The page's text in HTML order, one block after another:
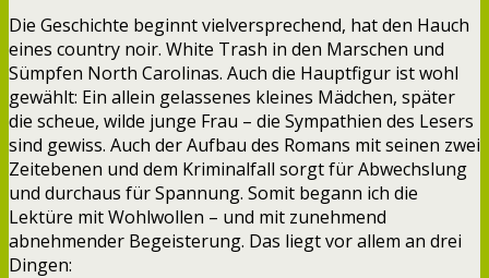
Die Geschichte beginnt vielversprechend, hat den Hauch
eines country noir. White Trash in den Marschen und
Sümpfen North Carolinas. Auch die Hauptfigur ist wohl
gewählt: Ein allein gelassenes kleines Mädchen, später
die scheue, wilde junge Frau – die Sympathien des Lesers
sind gewiss. Auch der Aufbau des Romans mit seinen zwei
Zeitebenen und dem Kriminalfall sorgt für Abwechslung
und durchaus für Spannung. Somit begann ich die
Lektüre mit Wohlwollen – und mit zunehmend
abnehmender Begeisterung. Das liegt vor allem an drei
Dingen: